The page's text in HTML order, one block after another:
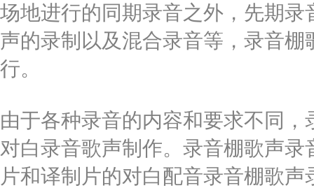
场地进行的同期录音之外，先期
声的录制以及混合录音等，录音
行。
由于各种录音的内容和要求不同
对白录音歌声制作。录音棚歌声
片和译制片的对白配音录音棚歌